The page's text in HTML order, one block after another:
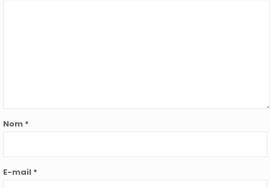
Nom *
E-mail *